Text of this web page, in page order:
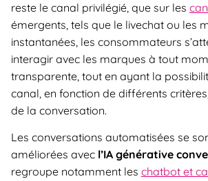
reste le canal privilégié, que sur les
émergents, tels que le livechat ou les
instantanées, les consommateurs
interagir avec les marques à tout
transparente, tout en ayant la
canal, en fonction de différents
de la conversation.
Les conversations automatisées se
améliorées avec l’IA générative
regroupe notamment les chatbot et